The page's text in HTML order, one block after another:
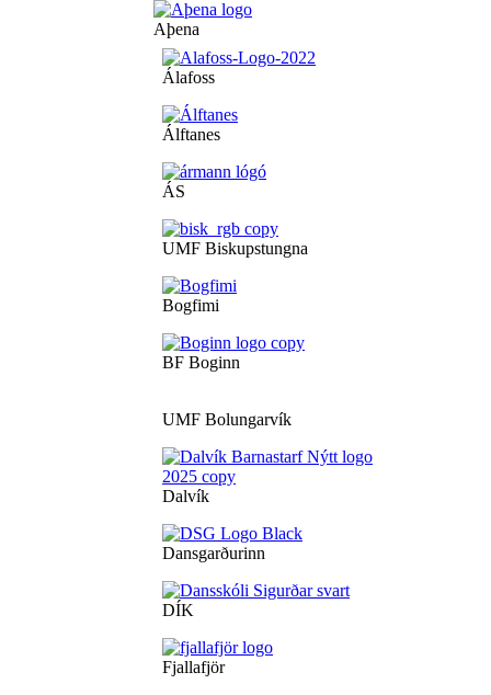
Aþena
Álafoss
Álftanes
ÁS
UMF Biskupstungna
Bogfimi
BF Boginn
UMF Bolungarvík
Dalvík
Dansgarðurinn
DÍK
Fjallafjör